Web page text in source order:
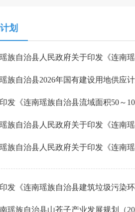
划
族自治县人民政府关于印发《连南
族自治县2026年国有建设用地供应计
发《连南瑶族自治县流域面积50～
族自治县人民政府关于印发《连南
族自治县人民政府关于印发《连南
发《连南瑶族自治县建筑垃圾污染
南瑶族自治县山苍子产业发展规划（